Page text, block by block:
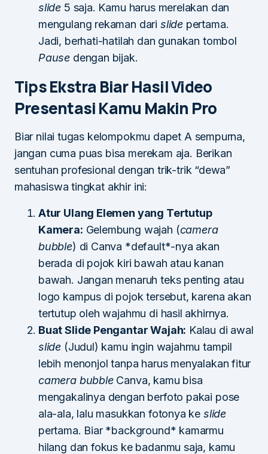
slide 5 saja. Kamu harus merelakan dan
mengulang rekaman dari slidepertama.
Jadi, berhati-hatilah dan gunakan tombol
Pause dengan bijak.
Tips Ekstra Biar Hasil Video
Presentasi Kamu Makin Pro
Biar nilai tugas kelompokmu dapet A sempurna,
jangan cuma puas bisa merekam aja. Berikan
sentuhan profesional dengan trik-trik “dewa”
mahasiswa tingkat akhir ini:
Atur Ulang Elemen yang Tertutup
Kamera: Gelembung wajah (camera
bubble) di Canva *default*-nya akan
berada di pojok kiri bawah atau kanan
bawah. Jangan menaruh teks penting atau
logo kampus di pojok tersebut, karena akan
tertutup oleh wajahmu di hasil akhirnya.
Buat Slide Pengantar Wajah: Kalau di awal
slide (Judul) kamu ingin wajahmu tampil
lebih menonjol tanpa harus menyalakan fitur
camera bubbleCanva, kamu bisa
mengakalinya dengan berfoto pakai pose
ala-ala, lalu masukkan fotonya ke slide
pertama. Biar *background* kamarmu
hilang dan fokus ke badanmu saja, kamu